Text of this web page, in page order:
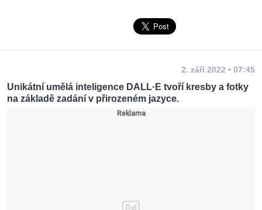
2. září 2022 • 07:45
Unikátní umělá inteligence DALL·E tvoří kresby a fotky
na základě zadání v přirozeném jazyce.